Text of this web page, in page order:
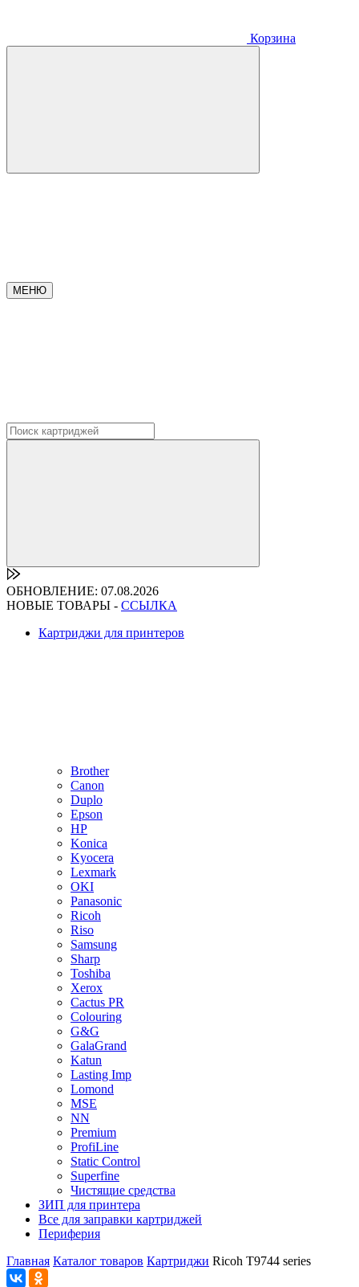
Корзина
МЕНЮ
ОБНОВЛЕНИЕ: 07.08.2026
НОВЫЕ ТОВАРЫ - ССЫЛКА
Картриджи для принтеров
Brother
Canon
Duplo
Epson
HP
Konica
Kyocera
Lexmark
OKI
Panasonic
Ricoh
Riso
Samsung
Sharp
Toshiba
Xerox
Cactus PR
Colouring
G&G
GalaGrand
Katun
Lasting Imp
Lomond
MSE
NN
Premium
ProfiLine
Static Control
Superfine
Чистящие средства
ЗИП для принтера
Все для заправки картриджей
Периферия
Главная Каталог товаров Картриджи Ricoh T9744 series